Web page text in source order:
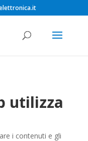
utilizza
i contenuti e gli